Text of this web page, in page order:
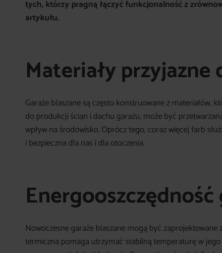
tych, którzy pragną łączyć funkcjonalność z
artykułu.
Materiały
Garaże blaszane są często konstruowane z materiałów,
do produkcji ścian i dachu garażu, może być
wpływ na środowisko. Oprócz tego, coraz więcej farb
i bezpieczna dla nas i dla otoczenia.
Energooszczędność
Nowoczesne garaże blaszane mogą być
termiczna pomaga utrzymać stabilną temperaturę w